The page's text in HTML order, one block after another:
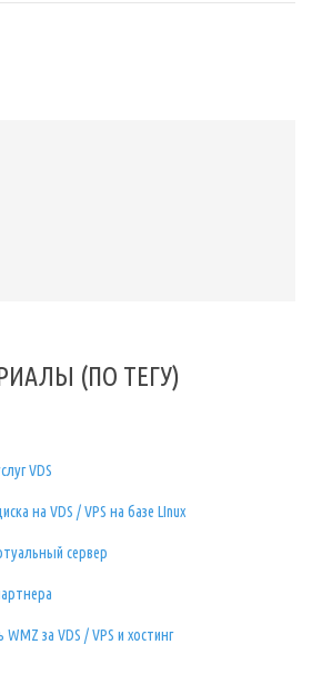
(ПО ТЕГУ)
VDS
на VDS / VPS на базе LInux
сервер
за VDS / VPS и хостинг